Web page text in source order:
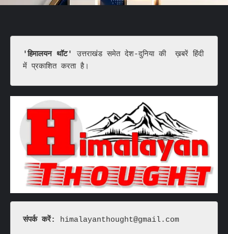
'हिमालयन थॉट'
उत्तराखंड समेत देश-दुनिया की  ख़बरें हिंदी
में प्रकाशित करता है।
संपर्क करें: himalayanthought@gmail.com